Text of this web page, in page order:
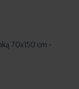
70x150 cm -